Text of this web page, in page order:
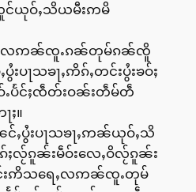
င်ယုဝ်ႇသိယမီးဢမိ
ႇလဢၼ်ၸူႉၵၼ်တုမ်ၵၼ်ၸိူ
ပႃသၶႃႇဢိၵ်ႇတင်းပွႆးၶဝ်ႈ
ပႅင်ႈၸဵတ်းဝၼ်းတဵမ်တဵ
ႈ။
ႇပွႆးပႃသၶႃႇဢၼ်ယုဝ်ႇသိ
ႈလႂ်ၵူၼ်းမဵဝ်းလေႇဝိလႂ်ၵူၼ်း
းဢိသရေႇလဢၼ်ၸူႉတုမ်